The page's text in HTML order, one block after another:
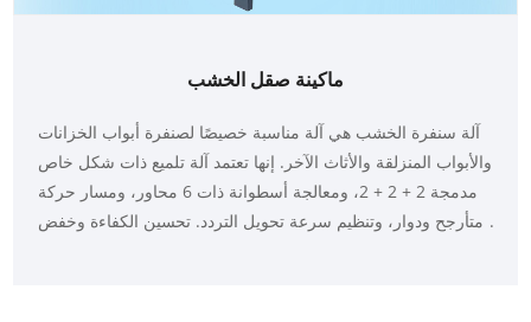
ماكينة صقل الخشب
آلة سنفرة الخشب هي آلة مناسبة خصيصًا لصنفرة أبواب الخزانات
والأبواب المنزلقة والأثاث الآخر. إنها تعتمد آلة تلميع ذات شكل خاص
مدمجة 2 + 2 + 2، ومعالجة أسطوانة ذات 6 محاور، ومسار حركة
متأرجح ودوار، وتنظيم سرعة تحويل التردد. تحسين الكفاءة وخفض